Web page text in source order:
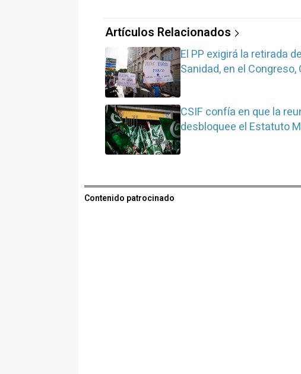
Artículos Relacionados
El PP exigirá la retirada
Sanidad, en el
CSIF confía en que la
desbloquee el Estatuto
Contenido patrocinado